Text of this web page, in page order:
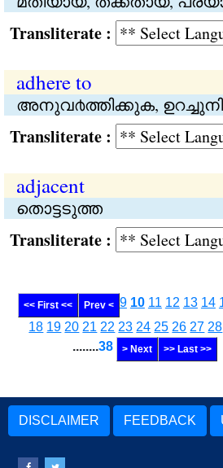
:
adhere to
അനുവ൪ത്തിക്കുക,
:
adjacent
തൊട്ടടുത്ത
:
<< First << Prev < 9 10 11 12 13 14
18 19 20 21 22 23 24 25 26 27 28
........38 > Next >> Last >>
DISCLAIMER FEEDBACK